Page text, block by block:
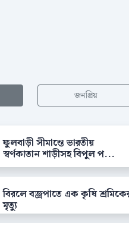
জনপ্রিয়
ফুলবাড়ী সীমান্তে ভারতীয়
স্বর্ণকাতান শাড়ীসহ বিপুল প...
বিরলে বজ্রপাতে এক কৃষি
মৃত্যু